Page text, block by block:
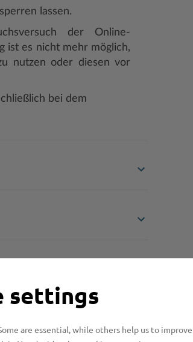
lassen.
der Online-
ist es nicht mehr möglich,
nutzen oder diesen vor
bei dem
settings
are essential, while others help us to